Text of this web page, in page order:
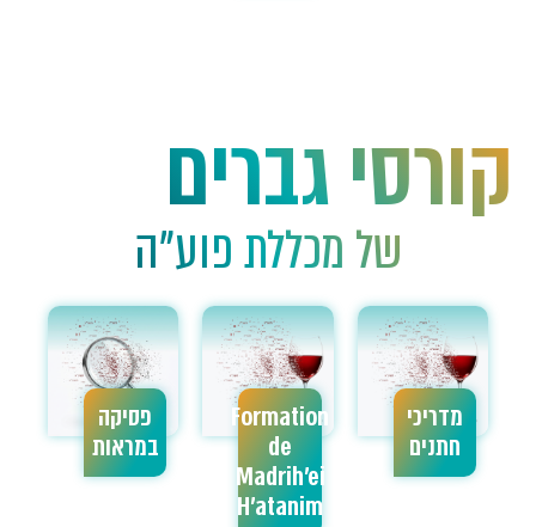
קורסי גברים
של מכללת פוע"ה
מדריכי
חתנים
Formation
de
Madrih'ei
H'atanim
פסיקה
במראות